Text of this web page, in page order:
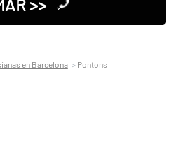
>>
en Barcelona Pontons